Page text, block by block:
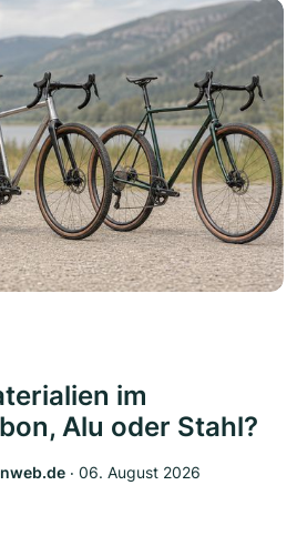
im
Alu oder Stahl?
‧ 06. August 2026